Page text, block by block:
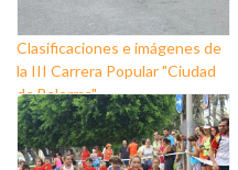
Clasificaciones e imágenes de
la III Carrera Popular "Ciudad
de Balerma"